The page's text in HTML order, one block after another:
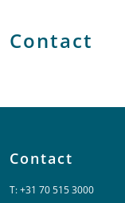
Contact
Contact
T:+31 70 515 3000